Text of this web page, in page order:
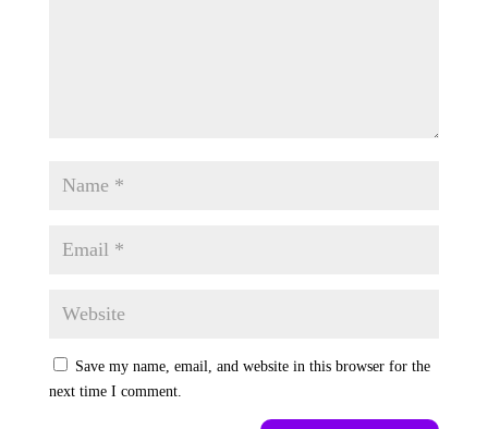
Save my name, email, and website in this browser for the
next time I comment.